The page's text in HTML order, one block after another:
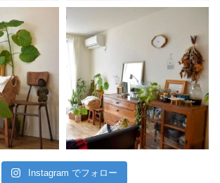
Instagram でフォロー